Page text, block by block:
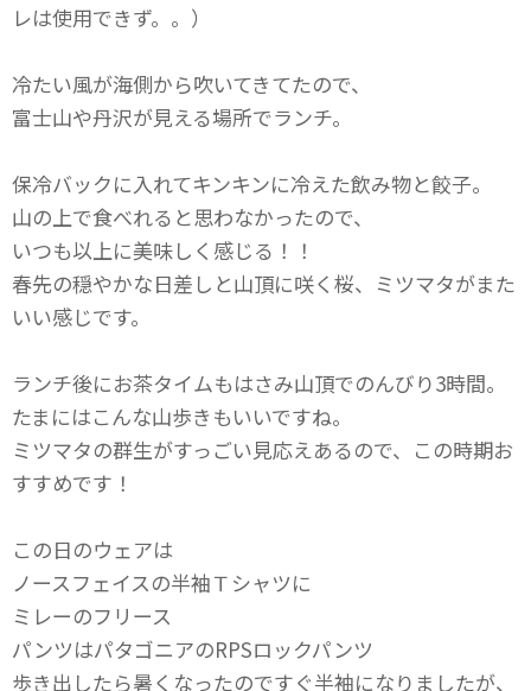
レは使用できず。。）
冷たい風が海側から吹いてきてたので、
富士山や丹沢が見える場所でランチ。
保冷バックに入れてキンキンに冷えた飲み物と餃子。
山の上で食べれると思わなかったので、
いつも以上に美味しく感じる！！
春先の穏やかな日差しと山頂に咲く桜、ミツマタがまた
いい感じです。
ランチ後にお茶タイムもはさみ山頂でのんびり3時間。
たまにはこんな山歩きもいいですね。
ミツマタの群生がすっごい見応えあるので、この時期お
すすめです！
この日のウェアは
ノースフェイスの半袖Ｔシャツに
ミレーのフリース
パンツはパタゴニアのRPSロックパンツ
歩き出したら暑くなったのですぐ半袖になりましたが、